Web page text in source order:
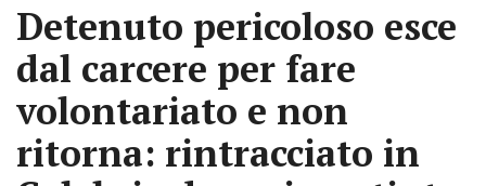
Detenuto pericoloso esce
dal carcere per fare
volontariato e non
ritorna: rintracciato in